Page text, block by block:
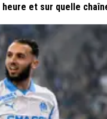
heure et sur quelle